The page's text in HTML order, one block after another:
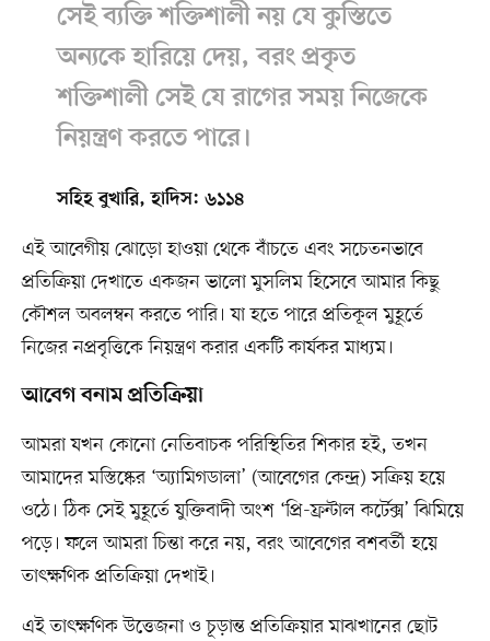
সেই ব্যক্তি শক্তিশালী নয় যে কুস্তিতে
অন্যকে হারিয়ে দেয়, বরং প্রকৃত
শক্তিশালী সেই যে রাগের সময় নিজেকে
নিয়ন্ত্রণ করতে পারে।
সহিহ বুখারি, হাদিস: ৬১১৪
এই আবেগীয় ঝোড়ো হাওয়া থেকে বাঁচতে এবং সচেতনভাবে
প্রতিক্রিয়া দেখাতে একজন ভালো মুসলিম হিসেবে আমার কিছু
কৌশল অবলম্বন করতে পারি। যা হতে পারে প্রতিকূল মুহূর্তে
নিজের নপ্রবৃত্তিকে নিয়ন্ত্রণ করার একটি কার্যকর মাধ্যম।
আবেগ বনাম প্রতিক্রিয়া
আমরা যখন কোনো নেতিবাচক পরিস্থিতির শিকার হই, তখন
আমাদের মস্তিষ্কের ‘অ্যামিগডালা’ (আবেগের কেন্দ্র) সক্রিয় হয়ে
ওঠে। ঠিক সেই মুহূর্তে যুক্তিবাদী অংশ ‘প্রি-ফ্রন্টাল কর্টেক্স’ ঝিমিয়ে
পড়ে। ফলে আমরা চিন্তা করে নয়, বরং আবেগের বশবর্তী হয়ে
তাৎক্ষণিক প্রতিক্রিয়া দেখাই।
এই তাৎক্ষণিক উত্তেজনা ও চূড়ান্ত প্রতিক্রিয়ার মাঝখানের ছোট